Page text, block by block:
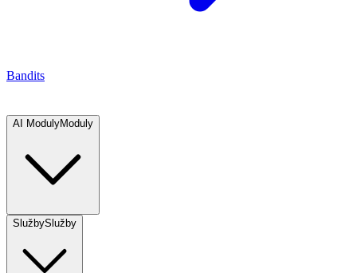
Bandits
AI ModulyModuly
SlužbySlužby